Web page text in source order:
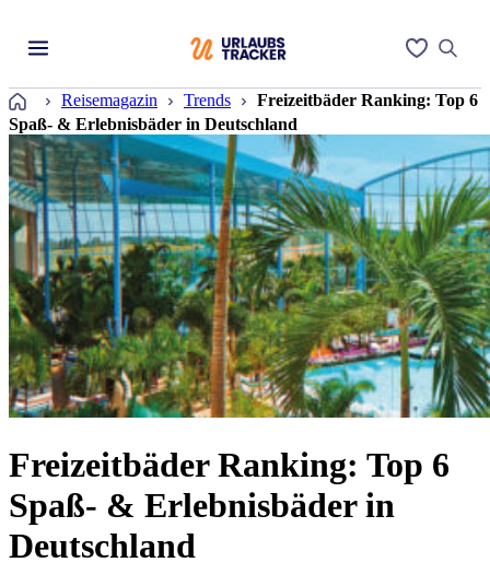
Startseite
Reisemagazin Trends
Freizeitbäder Ranking: Top 6
Spaß- & Erlebnisbäder in Deutschland
Freizeitbäder Ranking: Top 6
Spaß- & Erlebnisbäder in
Deutschland